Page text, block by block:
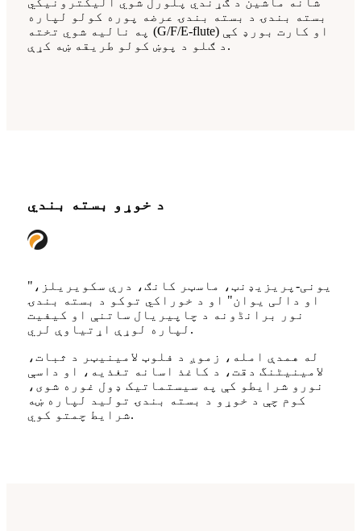
بسته بندۍ د بسته بندۍ عرضه پوره کولو لپاره
په نالیه شوي تخته (G/F/E-flute) او کارت بورډ کې
د ګلو د پوښ کولو طریقه ښه کړې.
د خوړو بسته بندي
"یونی-پریزیډنټ، ماسټر کانګ، درې سکویریلز،
او دالی یوان" او د خوراکي توکو د بسته بندۍ
نور برانڈونه د چاپیریال ساتنې او کیفیت
لپاره لوړې اړتیاوې لري.
له همدې امله، زموږ د فلوټ لامینیټر د ثبات،
لامینیٹنگ دقت، د کاغذ اسانه تغذیه، او داسې
نورو شرایطو کې په سیستماتیک ډول غوره شوی،
کوم چې د خوړو د بسته بندۍ تولید لپاره ښه
شرایط چمتو کوي.